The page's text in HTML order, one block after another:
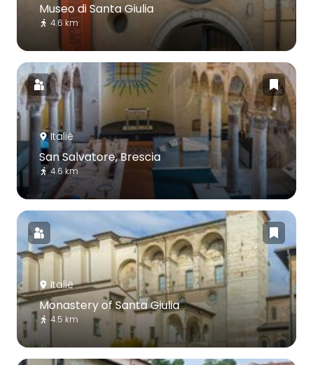
Museo di Santa Giulia
4.6 km
Italië
San Salvatore, Brescia
4.6 km
Italië
Monastery of Santa Giulia
4.5 km